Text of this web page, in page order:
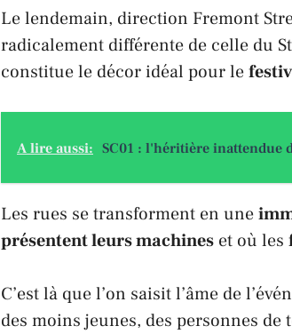
Le lendemain, direction Fremont
radicalement différente de celle du
constitue le décor idéal pour le
A lire aussi: SC01 : l'héritière inattendue
Les rues se transforment en une
présentent leurs machines et où les
C’est là que l’on saisit l’âme de
des moins jeunes, des personnes